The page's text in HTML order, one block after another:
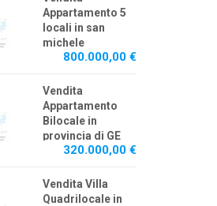
Appartamento 5
locali in san
michele
800.000,00 €
Vendita
Appartamento
Bilocale in
provincia di GE
320.000,00 €
Vendita Villa
Quadrilocale in